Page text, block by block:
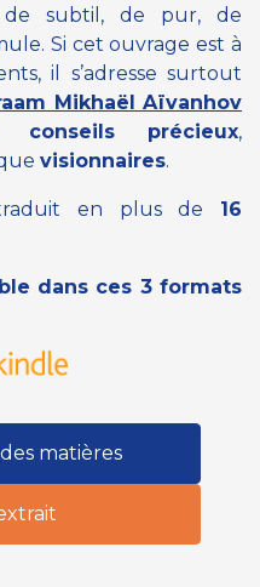
de subtil, de pur, de
Si cet ouvrage est à
il s’adresse surtout
Mikhaël Aïvanhov
conseils précieux,
visionnaires.
en plus de 16
dans ces 3 formats
matières